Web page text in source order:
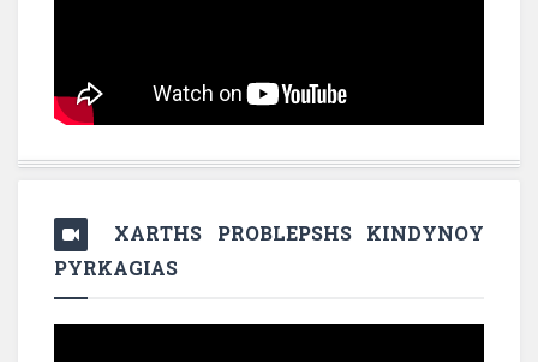
XARTHS PROBLEPSHS KINDYNOY
PYRKAGIAS